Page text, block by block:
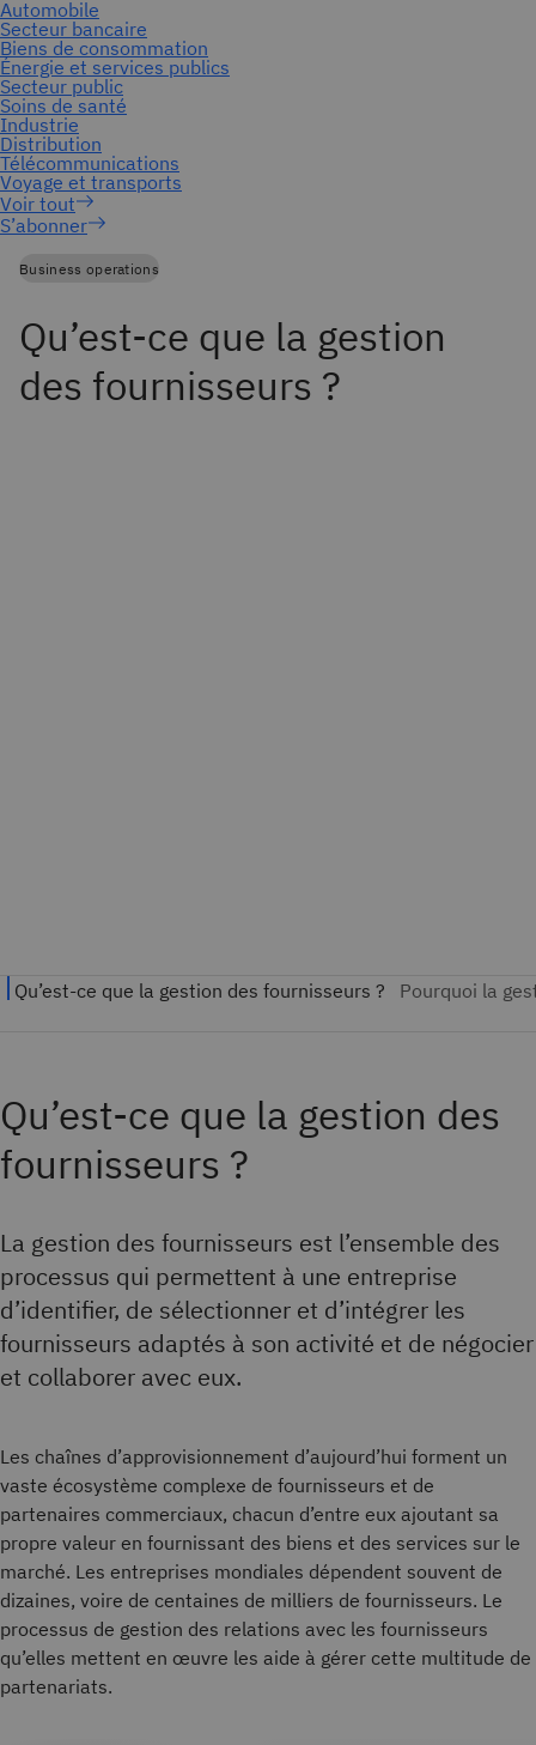
S’abonner
Business operations
Qu’est-ce que la gestion
des fournisseurs ?
Qu’est-ce que la gestion des
fournisseurs ?
La gestion des fournisseurs est l’ensemble des
processus qui permettent à une entreprise
d’identifier, de sélectionner et d’intégrer les
fournisseurs adaptés à son activité et de négocier
et collaborer avec eux.
Les chaînes d’approvisionnement d’aujourd’hui forment un
vaste écosystème complexe de fournisseurs et de
partenaires commerciaux, chacun d’entre eux ajoutant sa
propre valeur en fournissant des biens et des services sur le
marché. Les entreprises mondiales dépendent souvent de
dizaines, voire de centaines de milliers de fournisseurs. Le
processus de gestion des relations avec les fournisseurs
qu’elles mettent en œuvre les aide à gérer cette multitude de
partenariats.